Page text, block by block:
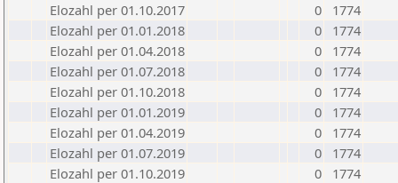
Elozahl per 01.10.2017
0
1774
Elozahl per 01.01.2018
0
1774
Elozahl per 01.04.2018
0
1774
Elozahl per 01.07.2018
0
1774
Elozahl per 01.10.2018
0
1774
Elozahl per 01.01.2019
0
1774
Elozahl per 01.04.2019
0
1774
Elozahl per 01.07.2019
0
1774
Elozahl per 01.10.2019
0
1774